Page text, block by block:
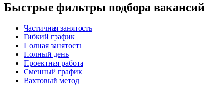
Быстрые фильтры подбора вакансий
Частичная занятость
Гибкий график
Полная занятость
Полный день
Проектная работа
Сменный график
Вахтовый метод